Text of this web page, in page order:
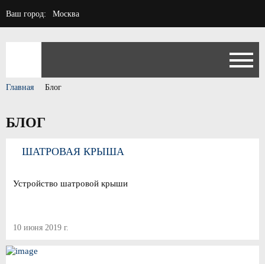
Ваш город: Москва
Главная Блог
БЛОГ
ШАТРОВАЯ КРЫША
Устройство шатровой крыши
10 июня 2019 г.